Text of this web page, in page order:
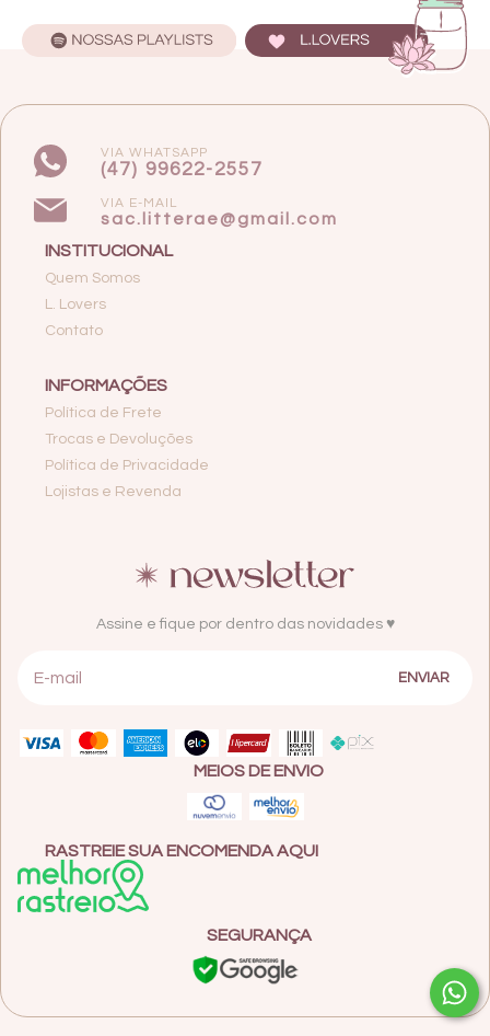
VIA WHATSAPP
(47) 99622-2557
VIA E-MAIL
sac.litterae@gmail.com
INSTITUCIONAL
Quem Somos
L. Lovers
Contato
INFORMAÇÕES
Política de Frete
Trocas e Devoluções
Política de Privacidade
Lojistas e Revenda
Assine e fique por dentro das novidades ♥
MEIOS DE ENVIO
RASTREIE SUA ENCOMENDA AQUI
SEGURANÇA